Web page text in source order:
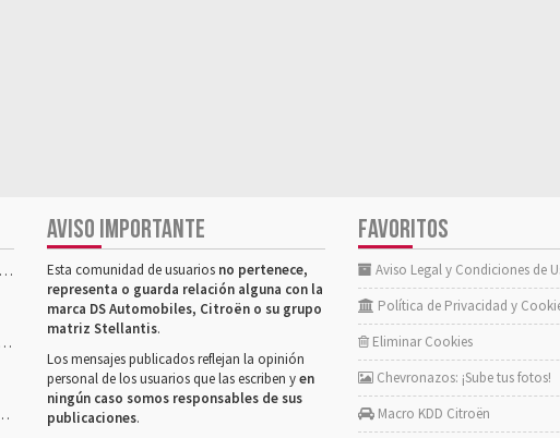
AVISO IMPORTANTE
Esta comunidad de usuarios no pertenece,
representa o guarda relación alguna con la
marca DS Automobiles, Citroën o su grupo
matriz Stellantis.
Los mensajes publicados reflejan la opinión
personal de los usuarios que las escriben yen
ningún caso somos responsables de sus
publicaciones.
FAVORITOS
Aviso Legal y Condiciones de
Política de Privacidad y
Eliminar Cookies
Chevronazos: ¡Sube tus fotos!
Macro KDD Citroën